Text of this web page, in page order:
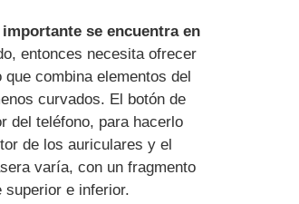
importante se encuentra en
entonces necesita ofrecer
combina elementos del
curvados. El botón de
del teléfono, para hacerlo
de los auriculares y el
varía, con un fragmento
e inferior.